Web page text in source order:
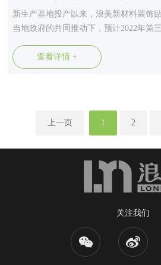
新生产基地投产以来，浪美新材料装饰
当地政府的共同推动下，预计2022年第
国产装饰贴膜的市场渗透。 近几年，国
进展，尤其是浪美新材料等一批品牌企
查看详情 +
上一页 1 2
关注我们